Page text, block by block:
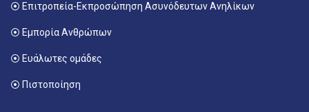
⦿ Επιτροπεία-Εκπροσώπηση Ασυνόδευτων Ανηλίκων
⦿ Εμπορία Ανθρώπων
⦿ Ευάλωτες ομάδες
⦿ Πιστοποίηση